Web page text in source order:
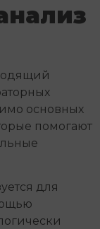
основных
помогают
для